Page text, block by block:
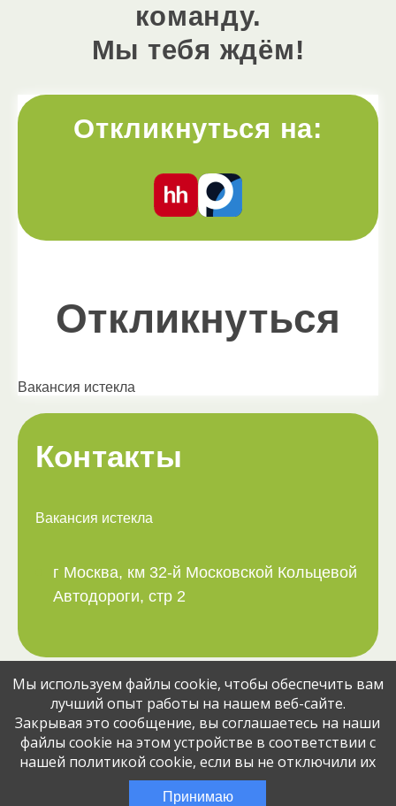
команду.
Мы тебя ждём!
Откликнуться на:
Откликнуться
Вакансия истекла
Контакты
Вакансия истекла
г Москва, км 32-й Московской Кольцевой
Автодороги, стр 2
Поделитесь вакансией с друзьями:
© Jobcart, 2023
Эта вакансия размещена3 месяца назад
Мы используем файлы cookie, чтобы обеспечить вам
лучший опыт работы на нашем веб-сайте.
Закрывая это сообщение, вы соглашаетесь на наши
файлы cookie на этом устройстве в соответствии с
нашей политикой cookie, если вы не отключили их
Принимаю